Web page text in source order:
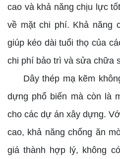
cao và khả năng chịu lực
về mặt chi phí. Khả năng
giúp kéo dài tuổi thọ của
chi phí bảo trì và sửa chữa
Dây thép mạ kẽm
dựng phổ biến mà còn là
cho các dự án xây dựng.
cao, khả năng chống ăn
giá thành hợp lý, không